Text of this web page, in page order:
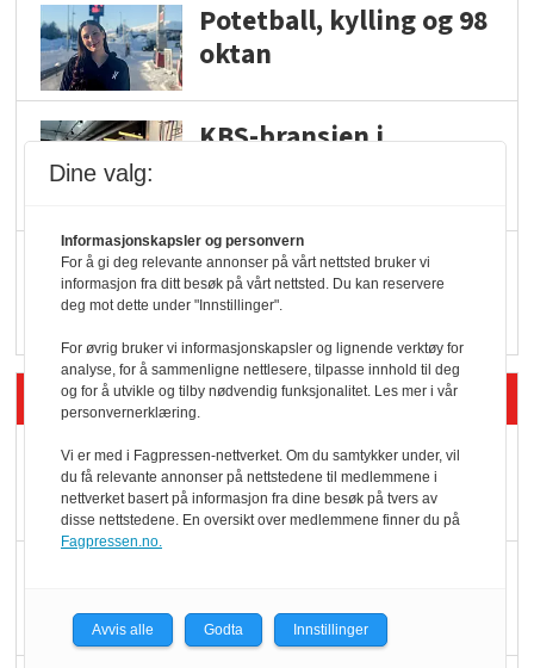
Potetball, kylling og 98
oktan
KBS-bransjen i
Vokser med ferdigmat
i dagligvare
Siste artikler - Butikk i praksis
Rema-flaggskip
dundrer videre
ølsalget
Dine valg:
Informasjonskapsler og personvern
For å gi deg relevante annonser på vårt nettsted bruker vi
informasjon fra ditt besøk på vårt nettsted. Du kan reservere
deg mot dette under "Innstillinger".
For øvrig bruker vi informasjonskapsler og lignende verktøy for
analyse, for å sammenligne nettlesere, tilpasse innhold til deg
og for å utvikle og tilby nødvendig funksjonalitet. Les mer i vår
personvernerklæring.
Vi er med i Fagpressen-nettverket. Om du samtykker under, vil
du få relevante annonser på nettstedene til medlemmene i
nettverket basert på informasjon fra dine besøk på tvers av
disse nettstedene. En oversikt over medlemmene finner du på
Fagpressen.no.
Avvis alle Godta Innstillinger